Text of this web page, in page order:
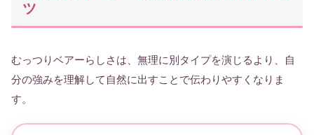
ツ
むっつりベアーらしさは、無理に別タイプを演じるより、自
分の強みを理解して自然に出すことで伝わりやすくなりま
す。